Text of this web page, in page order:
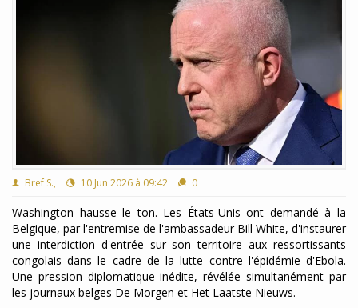
Bref S., 10 Jun 2026 à 09:42 0
Washington hausse le ton. Les États-Unis ont demandé à la
Belgique, par l'entremise de l'ambassadeur Bill White, d'instaurer
une interdiction d'entrée sur son territoire aux ressortissants
congolais dans le cadre de la lutte contre l'épidémie d'Ebola.
Une pression diplomatique inédite, révélée simultanément par
les journaux belges De Morgen et Het Laatste Nieuws.